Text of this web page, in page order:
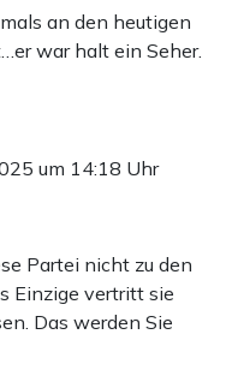
an den heutigen
war halt ein Seher.
um 14:18 Uhr
Partei nicht zu den
Einzige vertritt sie
Das werden Sie